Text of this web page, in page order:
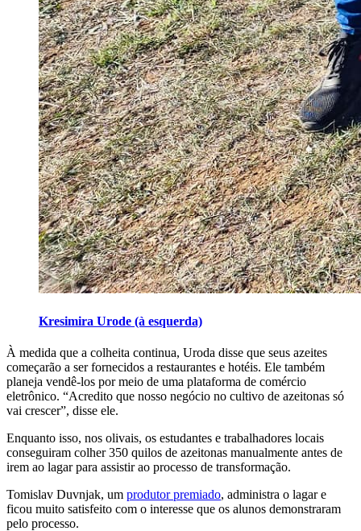
Kresimira Urode (à esquerda)
À medida que a colheita continua, Uroda disse que seus azeites
começarão a ser fornecidos a restaurantes e hotéis. Ele também
planeja vendê-los por meio de uma plataforma de comércio
eletrônico. “Acredito que nosso negócio no cultivo de azeitonas só
vai crescer”, disse ele.
Enquanto isso, nos olivais, os estudantes e trabalhadores locais
conseguiram colher 350 quilos de azeitonas manualmente antes de
irem ao lagar para assistir ao processo de transformação.
Tomislav Duvnjak, um produtor premiado, administra o lagar e
ficou muito satisfeito com o interesse que os alunos demonstraram
pelo processo.